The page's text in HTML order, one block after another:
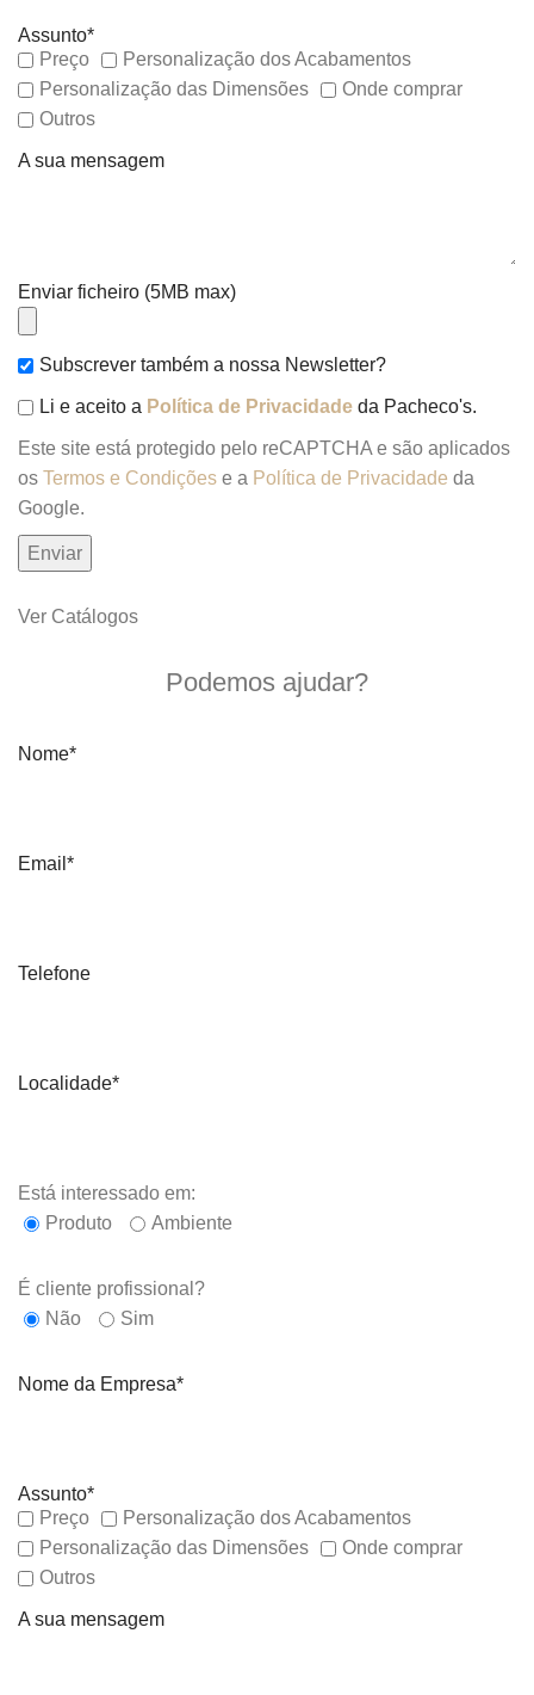
Assunto*
Preço
Personalização dos Acabamentos
Personalização das Dimensões
Onde comprar
Outros
A sua mensagem
Enviar ficheiro (5MB max)
Subscrever também a nossa Newsletter?
Li e aceito a Política de Privacidade da Pacheco's.
Este site está protegido pelo reCAPTCHA e são aplicados
os Termos e Condições e a Política de Privacidade da
Google.
Ver Catálogos
Podemos ajudar?
Nome*
Email*
Telefone
Localidade*
Está interessado em:
Produto
Ambiente
É cliente profissional?
Não
Sim
Nome da Empresa*
Assunto*
Preço
Personalização dos Acabamentos
Personalização das Dimensões
Onde comprar
Outros
A sua mensagem